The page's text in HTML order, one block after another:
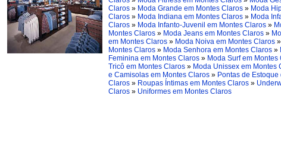
Claros » Moda Grande em Montes Claros » Moda
Claros » Moda Indiana em Montes Claros » Moda
Claros » Moda Infanto-Juvenil em Montes Claros »
Montes Claros » Moda Jeans em Montes Claros »
em Montes Claros » Moda Noiva em Montes Claros »
Montes Claros » Moda Senhora em Montes Claros »
Feminina em Montes Claros » Moda Surf em Montes
Tricô em Montes Claros » Moda Unissex em Montes
e Camisolas em Montes Claros » Pontas de Estoque
Claros » Roupas Íntimas em Montes Claros »
Claros » Uniformes em Montes Claros